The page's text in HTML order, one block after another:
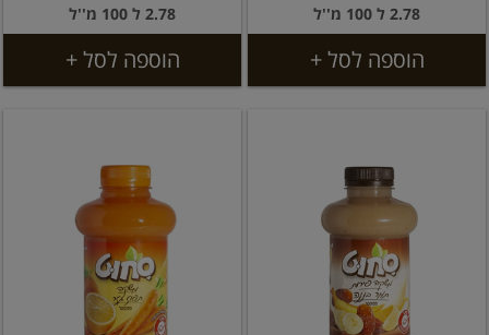
2.78 ל 100 מ''ל
הוספה לסל +
2.78 ל 100 מ''ל
הוספה לסל +